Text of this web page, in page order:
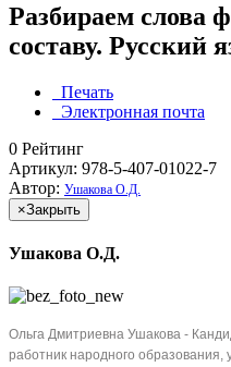
Разбираем слова
составу. Русский
Печать
Электронная почта
0 Рейтинг
Артикул: 978-5-407-01022-7
Автор: Ушакова О.Д.
×Закрыть
Ушакова О.Д.
Ольга Дмитриевна Ушакова -
работник народного